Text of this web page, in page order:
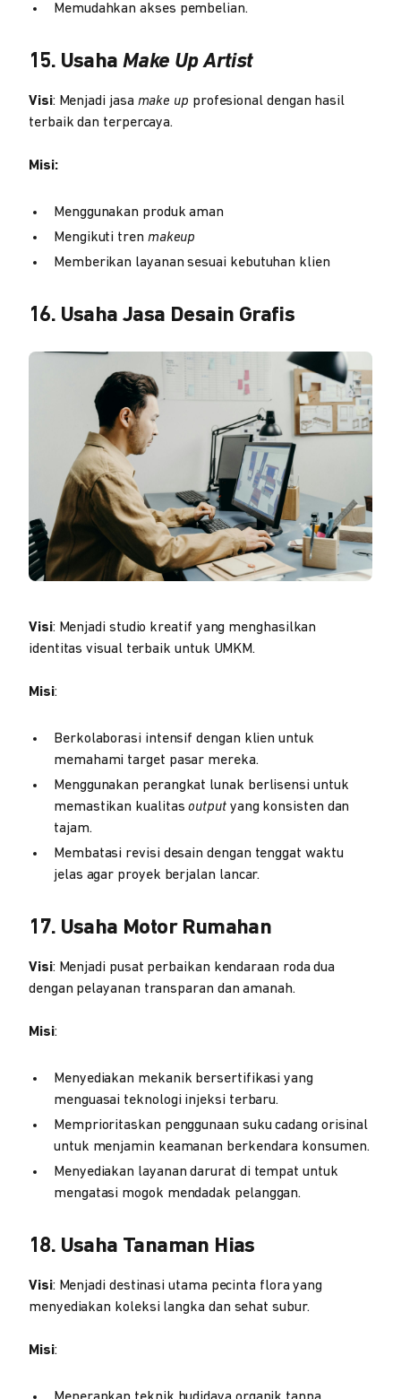
Memudahkan akses pembelian.
15. Usaha Make Up Artist
Visi: Menjadi jasa make up profesional dengan hasil
terbaik dan terpercaya.
Misi:
Menggunakan produk aman
Mengikuti tren makeup
Memberikan layanan sesuai kebutuhan klien
16. Usaha Jasa Desain Grafis
Visi: Menjadi studio kreatif yang menghasilkan
identitas visual terbaik untuk UMKM.
Misi:
Berkolaborasi intensif dengan klien untuk
memahami target pasar mereka.
Menggunakan perangkat lunak berlisensi untuk
memastikan kualitasoutputyang konsisten dan
tajam.
Membatasi revisi desain dengan tenggat waktu
jelas agar proyek berjalan lancar.
17. Usaha Motor Rumahan
Visi: Menjadi pusat perbaikan kendaraan roda dua
dengan pelayanan transparan dan amanah.
Misi:
Menyediakan mekanik bersertifikasi yang
menguasai teknologi injeksi terbaru.
Memprioritaskan penggunaan suku cadang orisinal
untuk menjamin keamanan berkendara konsumen.
Menyediakan layanan darurat di tempat untuk
mengatasi mogok mendadak pelanggan.
18. Usaha Tanaman Hias
Visi: Menjadi destinasi utama pecinta flora yang
menyediakan koleksi langka dan sehat subur.
Misi: